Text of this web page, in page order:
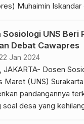
Muhaimin Iskandar
Jakarta Pusat,
bangga dengan
Imin itu. “Iya, ada
Gus […]
Sosiologi UNS Beri
Debat Cawapres
Jan 2024
JAKARTA- Dosen
Maret (UNS)
pandangannya
soal desa yang